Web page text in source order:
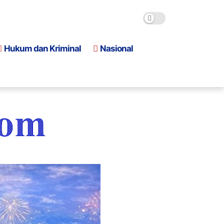
Hukum dan Kriminal Nasional